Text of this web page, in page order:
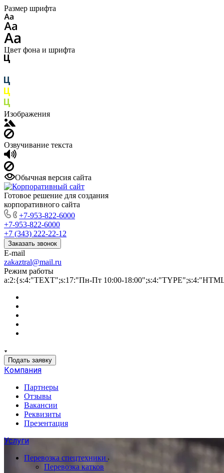
Размер шрифта
Цвет фона и шрифта
Изображения
Озвучивание текста
Обычная версия сайта
Готовое решение для создания
корпоративного сайта
+7-953-822-6000
+7-953-822-6000
+7 (343) 222-22-12
Заказать звонок
E-mail
zakaztral@mail.ru
Режим работы
a:2:{s:4:"TEXT";s:17:"Пн-Пт 10:00-
Подать заявку
Компания
Партнеры
Отзывы
Вакансии
Реквизиты
Презентация
Услуги
Перевозка спецтехники
Перевозка катков